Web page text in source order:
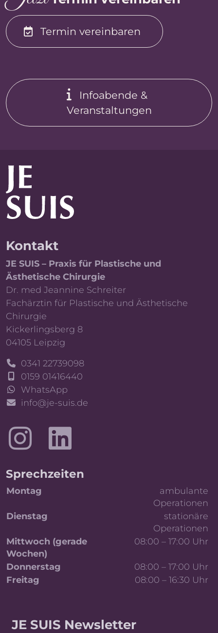
Termin vereinbaren
Infoabende &
Veranstaltungen
Kontakt
JE SUIS – Praxis für Plastische und
Ästhetische Chirurgie
Dr. med Jeannine Schreiter
Fachärztin für Plastische und Ästhetische
Chirurgie
Kickerlingsberg 8
04105 Leipzig
0341 22739098
0159 01416440
WhatsApp
info@je-suis.de
LinkedIn
Sprechzeiten
TagDetails
Montag
ambulante
Operationen
Dienstag
stationäre
Operationen
Mittwoch (gerade
Wochen)
08:00 – 17:00 Uhr
Donnerstag
08:00 – 17:00 Uhr
Freitag
08:00 – 16:30 Uhr
JE SUIS Newsletter